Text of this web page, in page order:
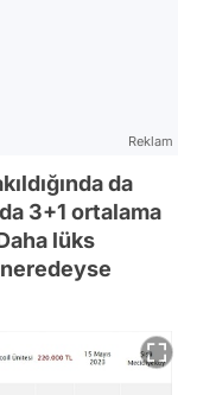
Reklam
da
3+1 ortalama
lüks